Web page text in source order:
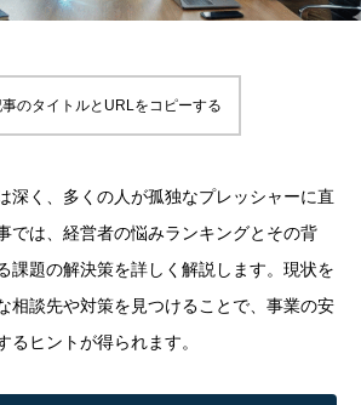
事のタイトルとURLをコピーする
深く、多くの人が孤独なプレッシャーに直
では、経営者の悩みランキングとその背
課題の解決策を詳しく解説します。現状を
相談先や対策を見つけることで、事業の安
るヒントが得られます。